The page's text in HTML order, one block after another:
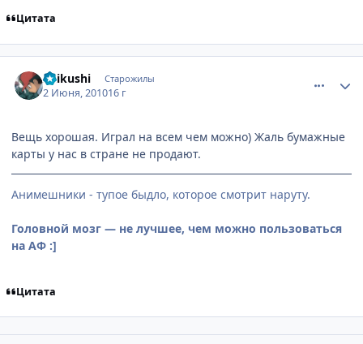
Цитата
Shikushi Старожилы
2 Июня, 201016 г
Вещь хорошая. Играл на всем чем можно) Жаль бумажные
карты у нас в стране не продают.
Анимешники - тупое быдло, которое смотрит наруту.
Головной мозг — не лучшее, чем можно пользоваться
на АФ :]
Цитата